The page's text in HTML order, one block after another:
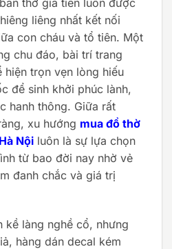
liêng nhất kết nối
con cháu và tổ tiên. Một
chu đáo, bài trí trang
hiện trọn vẹn lòng hiếu
để sinh khởi phúc lành,
hanh thông. Giữa rất
xu hướng mua đồ thờ
Nội luôn là sự lựa chọn
từ bao đời nay nhờ vẻ
đanh chắc và giá trị
kề làng nghề cổ, nhưng
hàng dán decal kém